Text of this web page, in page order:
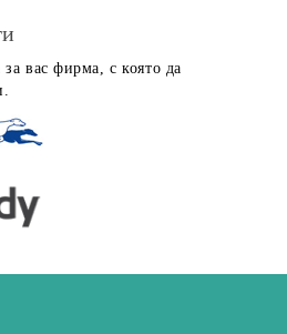
вас фирма, с която да